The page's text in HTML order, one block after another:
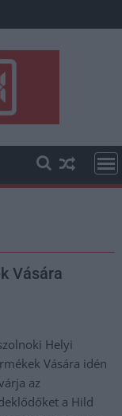
Vására
Helyi
Vására idén
az
a Hild